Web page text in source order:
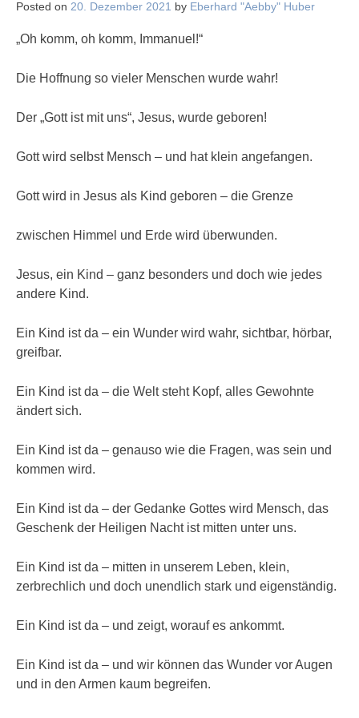
Posted on 20. Dezember 2021 by Eberhard "Aebby" Huber
„Oh komm, oh komm, Immanuel!“
Die Hoffnung so vieler Menschen wurde wahr!
Der „Gott ist mit uns“, Jesus, wurde geboren!
Gott wird selbst Mensch – und hat klein angefangen.
Gott wird in Jesus als Kind geboren – die Grenze
zwischen Himmel und Erde wird überwunden.
Jesus, ein Kind – ganz besonders und doch wie jedes
andere Kind.
Ein Kind ist da – ein Wunder wird wahr, sichtbar, hörbar,
greifbar.
Ein Kind ist da – die Welt steht Kopf, alles Gewohnte
ändert sich.
Ein Kind ist da – genauso wie die Fragen, was sein und
kommen wird.
Ein Kind ist da – der Gedanke Gottes wird Mensch, das
Geschenk der Heiligen Nacht ist mitten unter uns.
Ein Kind ist da – mitten in unserem Leben, klein,
zerbrechlich und doch unendlich stark und eigenständig.
Ein Kind ist da – und zeigt, worauf es ankommt.
Ein Kind ist da – und wir können das Wunder vor Augen
und in den Armen kaum begreifen.